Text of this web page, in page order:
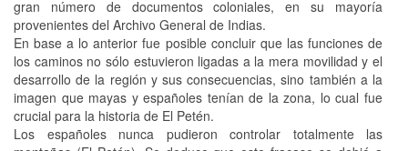
gran número de documentos coloniales, en su mayoría
provenientes del Archivo General de Indias.
En base a lo anterior fue posible concluir que las funciones de
los caminos no sólo estuvieron ligadas a la mera movilidad y el
desarrollo de la región y sus consecuencias, sino también a la
imagen que mayas y españoles tenían de la zona, lo cual fue
crucial para la historia de El Petén.
Los españoles nunca pudieron controlar totalmente las